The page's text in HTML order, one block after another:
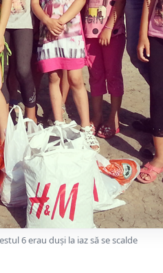
6 erau duși la iaz să se scalde